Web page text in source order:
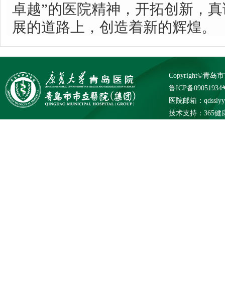
卓越”的医院精神，开拓创新，
展的道路上，创造着新的辉煌。
Copyright©青岛
鲁ICP备09051934
医院邮箱：
技术支持： 365健